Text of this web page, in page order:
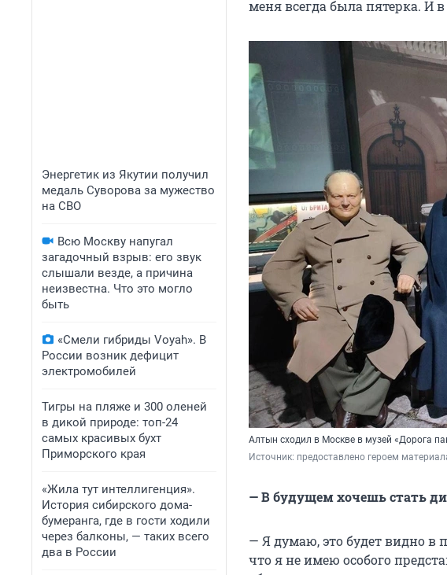
Энергетик из Якутии получил
медаль Суворова за мужество
на СВО
Всю Москву напугал
загадочный взрыв: его звук
слышали везде, а причина
неизвестна. Что это могло
быть
«Смели гибриды Voyah». В
России возник дефицит
электромобилей
Тигры на пляже и 300 оленей
в дикой природе: топ-24
самых красивых бухт
Приморского края
«Жила тут интеллигенция».
История сибирского дома-
бумеранга, где в гости ходили
через балконы, — таких всего
два в России
меня всегда была пятерка. И в
Алтын сходил в Москве в музей «Дорога
Источник: предоставлено героем
— В будущем хочешь стать
— Я думаю, это будет видно в
что я не имею особого